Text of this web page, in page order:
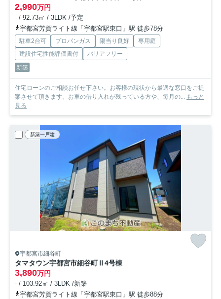
2,990万円
- / 92.73㎡ / 3LDK /予定
宇都宮芳賀ライト線「宇都宮駅東口」駅 徒歩78分
駐車2台可 プロパンガス 陽当り良好
専用庭
建設住宅性能評価書付
バリアフリー
新築
住宅ローンのご相談お任せ下さい。お客様の現状から最適な窓口をご提
案させて頂きます。お車の借り入れが残っている方や、毎月の... もっと
見る
新築一戸建
宇都宮市細谷町
タマタウン宇都宮市細谷町Ⅱ 4号棟
3,890万円
- / 103.92㎡ / 3LDK /新築
宇都宮芳賀ライト線「宇都宮駅東口」駅 徒歩88分